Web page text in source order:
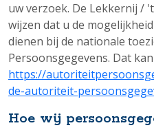
uw verzoek. De Lekkernij /
wijzen dat u de
dienen bij de nationale
Persoonsgegevens. Dat
https://
de-autoriteit-
Hoe wij